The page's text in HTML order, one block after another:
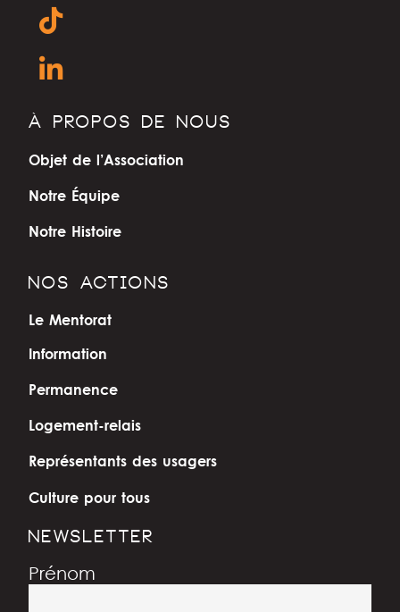
À PROPOS DE NOUS
Objet de l’Association
Notre Équipe
Notre Histoire
NOS ACTIONS
Le Mentorat
Information
Permanence
Logement-relais
Représentants des usagers
Culture pour tous
NEWSLETTER
Prénom